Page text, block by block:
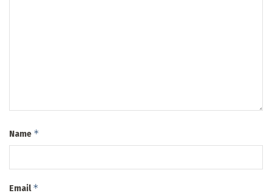
Name *
Email*